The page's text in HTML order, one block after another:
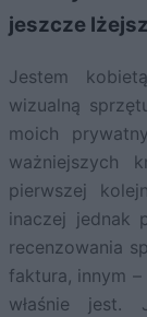
jeszcze
Jestem
wizualną
moich
ważniejszych
pierwszej
inaczej jednak
recenzowania
faktura, innym
właśnie jest.